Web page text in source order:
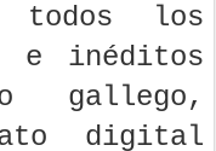
todos los
e inéditos
gallego,
digital